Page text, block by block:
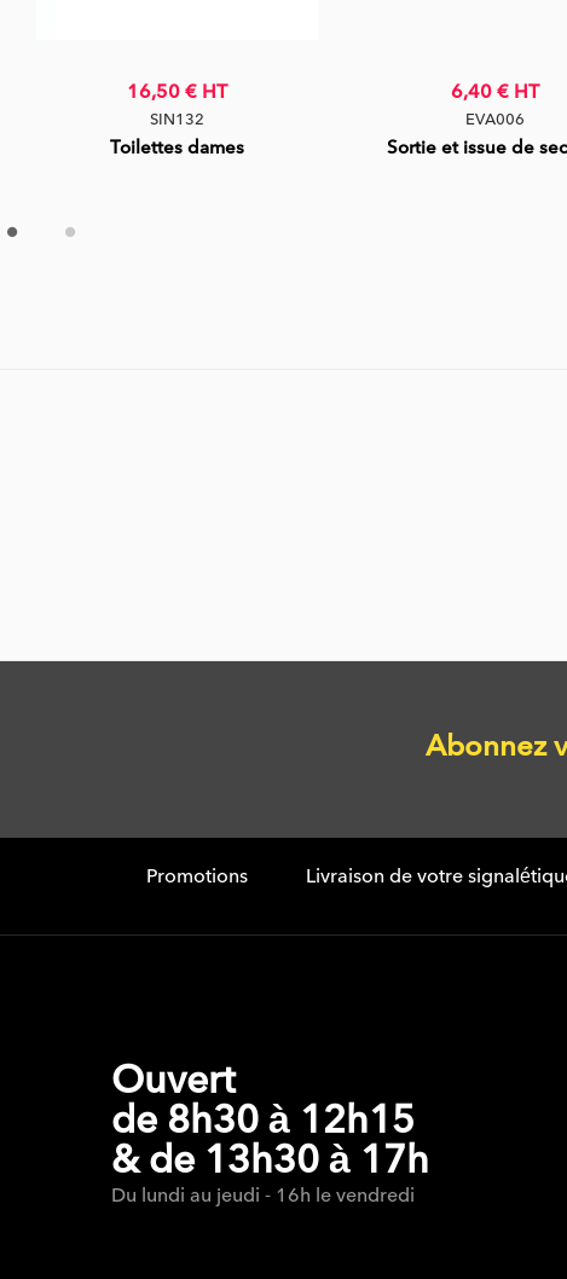
Toilettes dames
SIN132
16,50 € HT
Sortie et issue de
EVA006
6,40 € HT
Abonnez
Promotions Livraison de votre
Ouvert
de 8h30 à 12h15
& de 13h30 à 17h
Du lundi au jeudi - 16h le vendredi